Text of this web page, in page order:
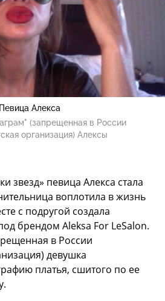
Певица Алекса
(запрещенная в России
организация) Алексы
звезд» певица Алекса стала
воплотила в жизнь
с подругой создала
брендом Aleksa For LeSalon.
в России
девушка
платья, сшитого по ее